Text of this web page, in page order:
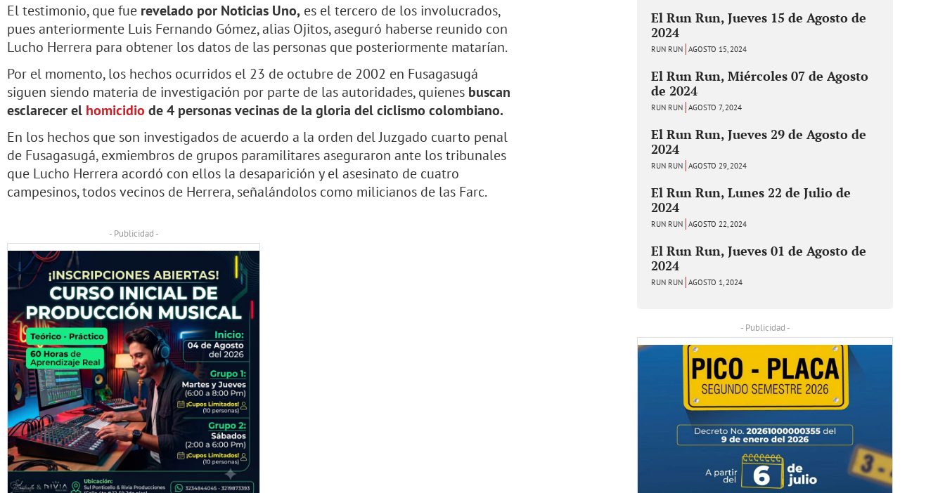
El testimonio, que fue revelado por Noticias Uno, es el tercero de los involucrados,
pues anteriormente Luis Fernando Gómez, alias Ojitos, aseguró haberse reunido con
Lucho Herrera para obtener los datos de las personas que posteriormente matarían.
Por el momento, los hechos ocurridos el 23 de octubre de 2002 en Fusagasugá
siguen siendo materia de investigación por parte de las autoridades, quienes buscan
esclarecer el homicidio de 4 personas vecinas de la gloria del ciclismo colombiano.
En los hechos que son investigados de acuerdo a la orden del Juzgado cuarto penal
de Fusagasugá, exmiembros de grupos paramilitares aseguraron ante los tribunales
que Lucho Herrera acordó con ellos la desaparición y el asesinato de cuatro
campesinos, todos vecinos de Herrera, señalándolos como milicianos de las Farc.
- Publicidad -
El Run Run, Jueves 15 de Agosto de
2024
RUN RUN AGOSTO 15, 2024
El Run Run, Miércoles 07 de Agosto
de 2024
RUN RUN AGOSTO 7, 2024
El Run Run, Jueves 29 de Agosto de
2024
RUN RUN AGOSTO 29, 2024
El Run Run, Lunes 22 de Julio de
2024
RUN RUN AGOSTO 22, 2024
El Run Run, Jueves 01 de Agosto de
2024
RUN RUN AGOSTO 1, 2024
- Publicidad -